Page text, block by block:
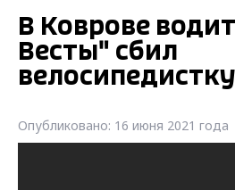
В Коврове
Весты" сбил
велосипедистку
Опубликовано: 16 июня 2021 года